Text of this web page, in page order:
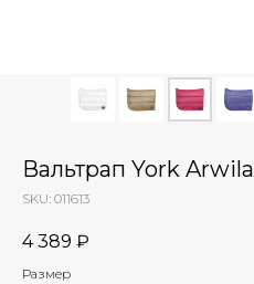
Вальтрап York Arwila
SKU: 011613
4 389 ₽
Размер